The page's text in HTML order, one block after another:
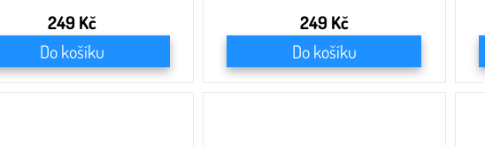
249 Kč
Do košíku
249 Kč
Do košíku